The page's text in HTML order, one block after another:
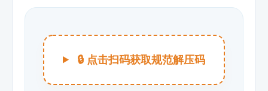
🔒 点击扫码获取规范解压码